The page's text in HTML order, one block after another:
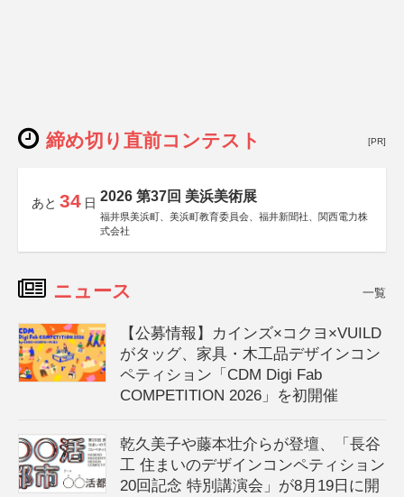
締め切り直前コンテスト [PR]
あと 34 日 2026 第37回 美浜美術展
福井県美浜町、美浜町教育委員会、福井新聞社、関西電力株
式会社
ニュース 一覧
【公募情報】カインズ×コクヨ×VUILD
がタッグ、家具・木工品デザインコン
ペティション「CDM Digi Fab
COMPETITION 2026」を初開催
乾久美子や藤本壮介らが登壇、「長谷
工 住まいのデザインコンペティション
20回記念 特別講演会」が8月19日に開